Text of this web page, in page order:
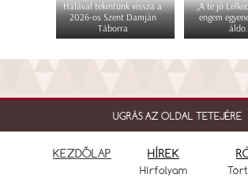
Hálával tekintünk vissza a
2026-os Szent Damján
Táborra
„A te jó
engem
UGRÁS AZ OLDAL TETEJÉRE
KEZDŐLAP HÍREK
Hírfolyam